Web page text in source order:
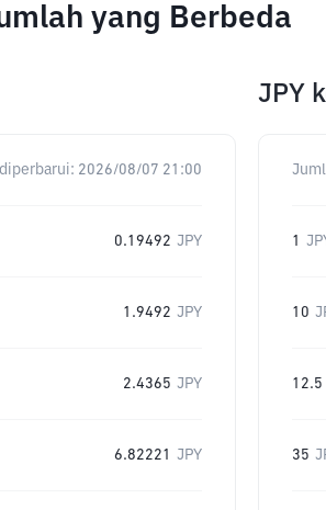
yang Berbeda
diperbarui: 2026/08/07 21:00
0.19492 JPY
1.9492 JPY
2.4365 JPY
6.82221 JPY
JPY
1
10
12.5
35